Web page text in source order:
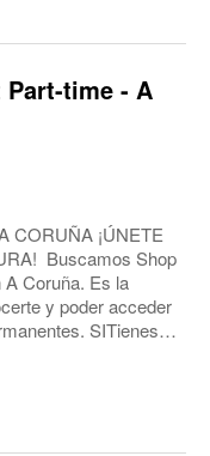
time - A
CORUÑA ¡ÚNETE
Buscamos Shop
Coruña. Es la
y poder acceder
SITienes
un formato de